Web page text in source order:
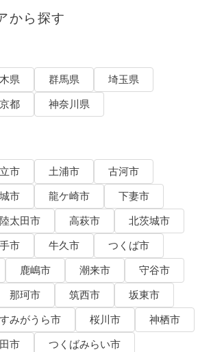
から探す
県 群馬県
埼玉県
都 神奈川県
市 土浦市
古河市
市 龍ケ崎市
下妻市
太田市 高萩市
北茨城市
市 牛久市
つくば市
鹿嶋市 潮来市
守谷市
那珂市 筑西市
坂東市
みがうら市 桜川市
神栖市
市
つくばみらい市